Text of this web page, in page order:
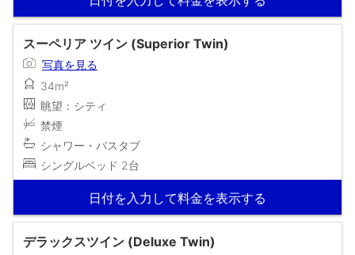
スーペリア ツイン (Superior Twin)
写真を見る
34m²
眺望：シティ
禁煙
シャワー・バスタブ
シングルベッド 2台
日付を入力して料金を表示する
デラックスツイン (Deluxe Twin)